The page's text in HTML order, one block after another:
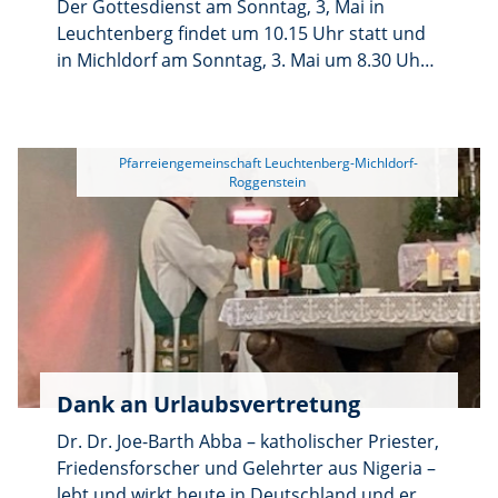
gelungenen Feier beigetragen haben. Für die
Erstkommunionkinder wird dieser besondere
Tag sicherlich noch lange in schöner
die Erstkommunionkinder und ihre Familien
mit einem Standkonzert vor der Kirche. Mit
traditionellen Musikstücken trugen sie zur
besonderen Atmosphäre des Tages bei.
Der Gottesdienst am Sonntag, 3, Mai in
Leuchtenberg findet um 10.15 Uhr statt und
in Michldorf am Sonntag, 3. Mai um 8.30 Uhr.
Roggenstein
Dank an Urlaubsvertretung
Dr. Dr. Joe-Barth Abba – katholischer Priester,
Friedensforscher und Gelehrter aus Nigeria –